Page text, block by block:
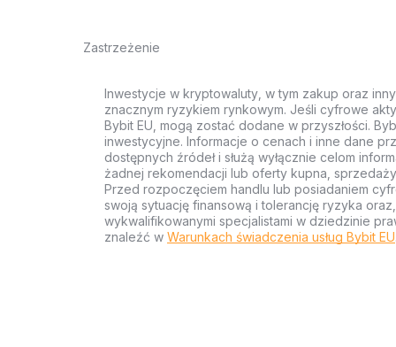
Zastrzeżenie
Inwestycje w kryptowaluty, w tym zakup oraz
znacznym ryzykiem rynkowym. Jeśli cyfrowe
Bybit EU, mogą zostać dodane w przyszłości.
inwestycyjne. Informacje o cenach i inne dane
dostępnych źródeł i służą wyłącznie celom
żadnej rekomendacji lub oferty kupna,
Przed rozpoczęciem handlu lub posiadaniem
swoją sytuację finansową i tolerancję ryzyka
wykwalifikowanymi specjalistami w dziedzinie
znaleźć w Warunkach świadczenia usług Bybit EU